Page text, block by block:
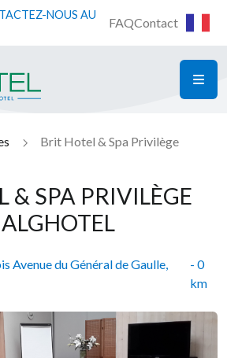
NOUS AU
FAQContact
Brit Hotel & Spa Privilège
& SPA PRIVILÈGE
Avenue du Général de Gaulle,
- 0
km